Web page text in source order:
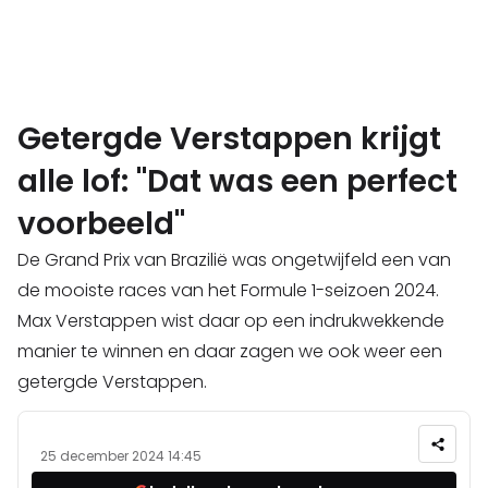
Getergde Verstappen krijgt
alle lof: "Dat was een perfect
voorbeeld"
De Grand Prix van Brazilië was ongetwijfeld een van
de mooiste races van het Formule 1-seizoen 2024.
Max Verstappen wist daar op een indrukwekkende
manier te winnen en daar zagen we ook weer een
getergde Verstappen.
25 december 2024 14:45